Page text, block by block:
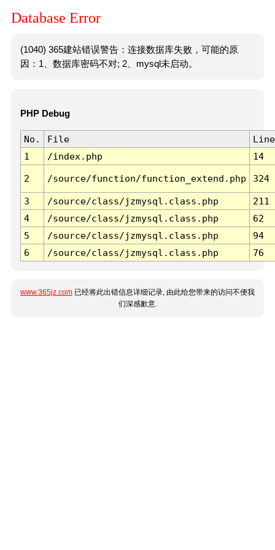
Database Error
(1040) 365建站错误警告：连接数据库失败，可能的原
因：1、数据库密码不对; 2、mysql未启动。
PHP Debug
No. File
Line
1
/index.php 14
2 /source/function/function_extend.php 324
3 /source/class/jzmysql.class.php
211
4
/source/class/jzmysql.class.php
62
5
/source/class/jzmysql.class.php
94
6
/source/class/jzmysql.class.php 76
www.365jz.com 已经将此出错信息详细记录, 由此给您带来的访问不便我
们深感歉意.